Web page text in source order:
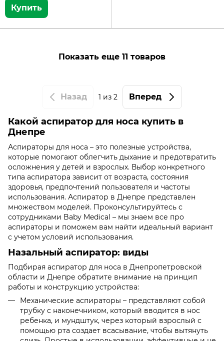
Купить
Показать еще 11 товаров
Назад 1 из 2 Вперед
Какой аспиратор для носа купить в
Днепре
Аспираторы для носа – это полезные устройства,
которые помогают облегчить дыхание и предотвратить
осложнения у детей и взрослых. Выбор конкретного
типа аспиратора зависит от возраста, состояния
здоровья, предпочтений пользователя и частоты
использования. Аспиратор в Днепре представлен
множеством моделей. Проконсультируйтесь с
сотрудниками Baby Medical – мы знаем все про
аспираторы и поможем вам найти идеальный вариант
с учетом условий использования.
Назальный аспиратор: виды
Подбирая аспиратор для носа в Днепропетровской
области и Днепре обратите внимание на принцип
работы и конструкцию устройства:
Механические аспираторы – представляют собой
трубку с наконечником, который вводится в нос
ребенка, и мундштук, через который взрослый с
помощью рта создает всасывание, чтобы вытянуть